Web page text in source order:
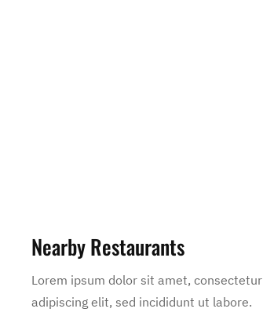
Nearby Restaurants
Lorem ipsum dolor sit amet, consectetur
adipiscing elit, sed incididunt ut labore.